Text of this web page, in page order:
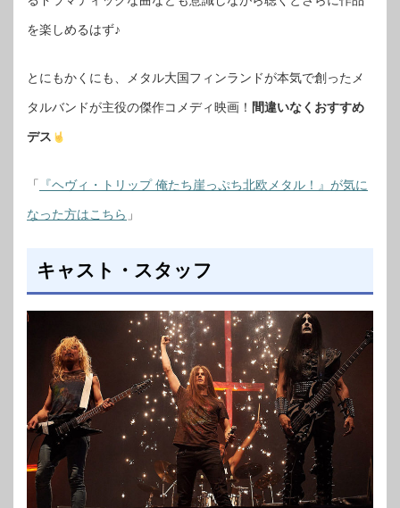
を楽しめるはず♪
とにもかくにも、メタル大国フィンランドが本気で創ったメ
タルバンドが主役の傑作コメディ映画！ 間違いなくおすすめ
デス
「 『ヘヴィ・トリップ 俺たち崖っぷち北欧メタル！』が気に
なった方はこちら 」
キャスト・スタッフ